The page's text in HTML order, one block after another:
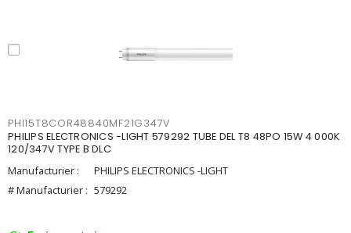
PHI15T8COR48840MF21G347V
PHILIPS ELECTRONICS -LIGHT 579292 TUBE DEL T8 48PO 15W 4 000K
120/347V TYPE B DLC
Manufacturier :
PHILIPS ELECTRONICS -LIGHT
# Manufacturier : 579292